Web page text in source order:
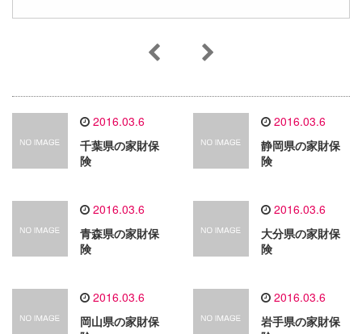
2016.03.6
千葉県の家財保
険
2016.03.6
静岡県の家財保
険
2016.03.6
青森県の家財保
険
2016.03.6
大分県の家財保
険
2016.03.6
岡山県の家財保
2016.03.6
岩手県の家財保